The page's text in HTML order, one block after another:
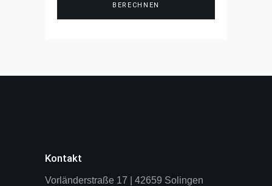
Kontakt
Vorländerstraße 17 | 42659 Solingen